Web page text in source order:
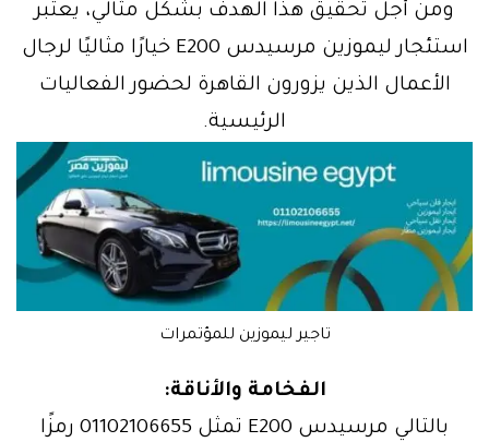
ومن أجل تحقيق هذا الهدف بشكل مثالي، يعتبر
استئجار ليموزين مرسيدس E200 خيارًا مثاليًا لرجال
الأعمال الذين يزورون القاهرة لحضور الفعاليات
الرئيسية.
تاجير ليموزين للمؤتمرات
الفخامة والأناقة:
بالتالي مرسيدس E200 تمثل 01102106655 رمزًا